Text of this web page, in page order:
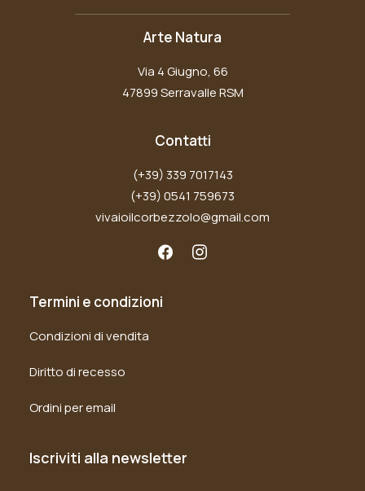
Arte Natura
Via 4 Giugno, 66
47899 Serravalle RSM
Contatti
(+39) 339 7017143
(+39) 0541 759673
vivaioilcorbezzolo@gmail.com
Termini e condizioni
Condizioni di vendita
Diritto di recesso
Ordini per email
Iscriviti alla newsletter